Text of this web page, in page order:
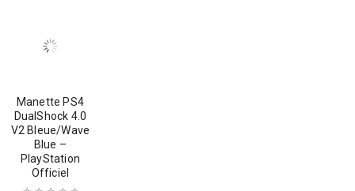
Manette PS4
DualShock 4.0
V2 Bleue/Wave
Blue –
PlayStation
Officiel